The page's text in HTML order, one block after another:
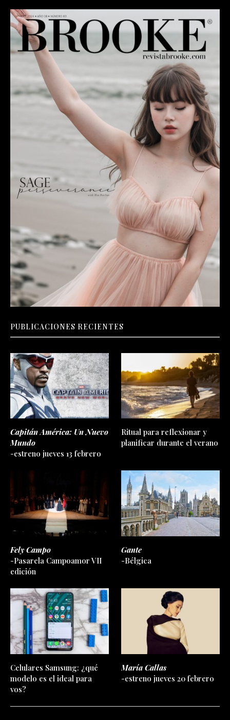
PUBLICACIONES RECIENTES
Capitán América: Un Nuevo
Mundo
-estreno jueves 13 febrero
Ritual para reflexionar y
planificar durante el verano
Fely Campo
-Pasarela Campoamor VII
edición
Gante
-Bélgica
Celulares Samsung: ¿qué
modelo es el ideal para
vos?
María Callas
-estreno jueves 20 febrero